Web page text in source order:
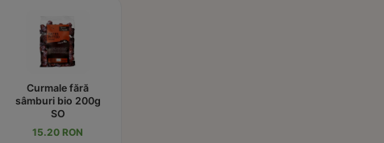
Curmale fără
sâmburi bio 200g
SO
15.20 RON